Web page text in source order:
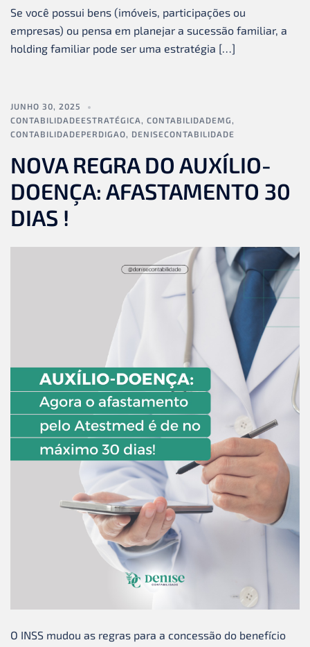
Se você possui bens (imóveis, participações ou
empresas) ou pensa em planejar a sucessão familiar, a
holding familiar pode ser uma estratégia […]
JUNHO 30, 2025
CONTABILIDADEESTRATÉGICA , CONTABILIDADEMG ,
CONTABILIDADEPERDIGAO, DENISECONTABILIDADE
NOVA REGRA DO AUXÍLIO-
DOENÇA: AFASTAMENTO 30
DIAS !
O INSS mudou as regras para a concessão do benefício